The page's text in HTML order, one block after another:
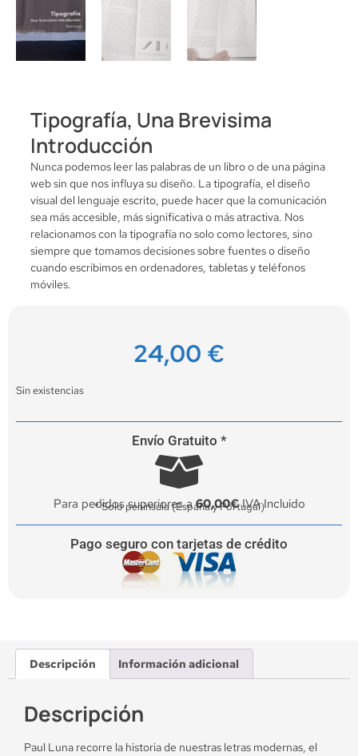
Tipografía, Una Brevisima
Introducción
Nunca podemos leer las palabras de un libro o de una página
web sin que nos influya su diseño. La tipografía, el diseño
visual del lenguaje escrito, puede hacer que la comunicación
sea más accesible, más significativa o más atractiva. Nos
relacionamos con la tipografía no solo como lectores, sino
siempre que tomamos decisiones sobre fuentes o diseño
cuando escribimos en ordenadores, tabletas y teléfonos
móviles.
24,00 €
Sin existencias
Envío Gratuito *
Para pedidos superiores a60,00€IVA Incluido
* Solo península (España y Portugal)
Pago seguro con tarjetas de crédito
Descripción Información adicional
Descripción
Paul Luna recorre la historia de nuestras letras modernas, el